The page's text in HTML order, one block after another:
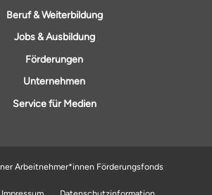
Beruf & Weiterbildung
Jobs & Ausbildung
Förderungen
Unternehmen
Service für Medien
Arbeitnehmer*innen Förderungsfonds